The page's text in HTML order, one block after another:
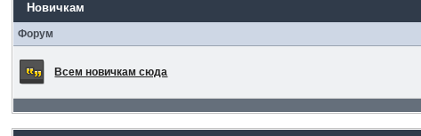
Новичкам
Форум
Всем новичкам сюда